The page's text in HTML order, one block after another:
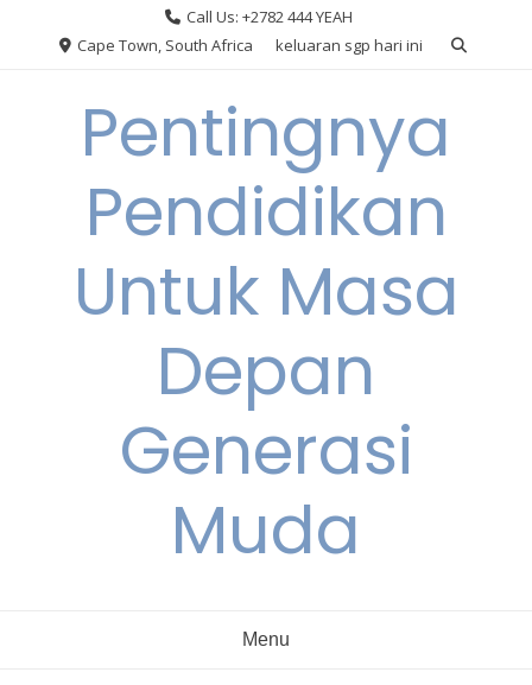
Call Us: +2782 444 YEAH
Cape Town, South Africa
keluaran sgp hari ini
Pentingnya
Pendidikan
Untuk Masa
Depan
Generasi
Muda
Menu